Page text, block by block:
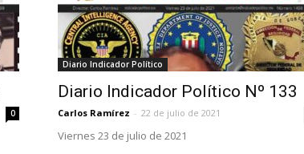
0
Diario Indicador Político
Diario Indicador Político Nº 133
Carlos Ramírez - 22 de julio de 2021
Viernes 23 de julio de 2021